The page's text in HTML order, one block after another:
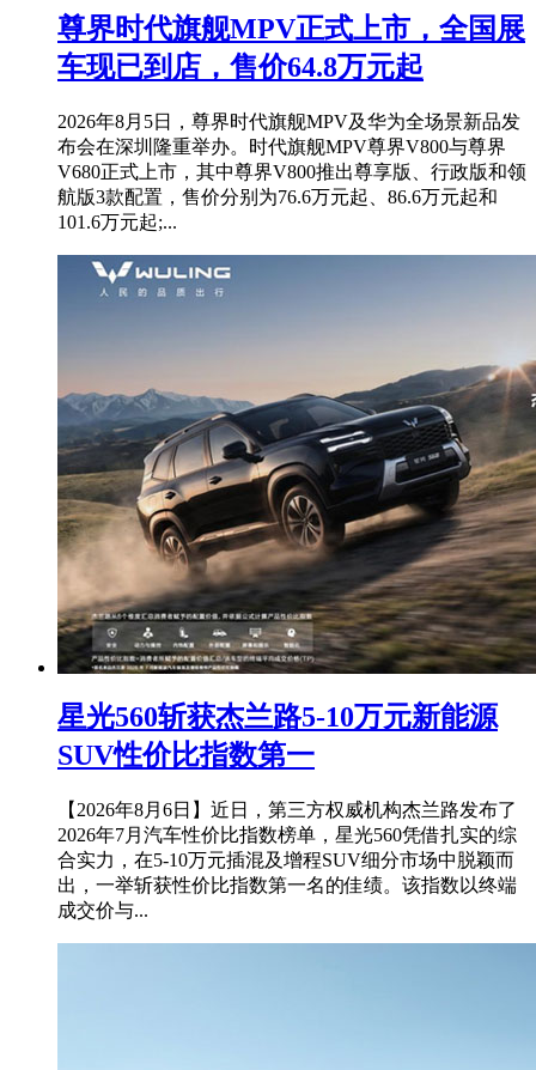
尊界时代旗舰MPV正式上市，全国展
车现已到店，售价64.8万元起
2026年8月5日，尊界时代旗舰MPV及华为全场景新品发
布会在深圳隆重举办。时代旗舰MPV尊界V800与尊界
V680正式上市，其中尊界V800推出尊享版、行政版和领
航版3款配置，售价分别为76.6万元起、86.6万元起和
101.6万元起;...
星光560斩获杰兰路5-10万元新能源
SUV性价比指数第一
【2026年8月6日】近日，第三方权威机构杰兰路发布了
2026年7月汽车性价比指数榜单，星光560凭借扎实的综
合实力，在5-10万元插混及增程SUV细分市场中脱颖而
出，一举斩获性价比指数第一名的佳绩。该指数以终端
成交价与...